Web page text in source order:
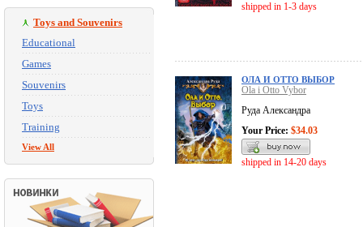
Toys and Souvenirs
Educational
Games
Souvenirs
Toys
Training
View All
shipped in 1-3 days
ОЛА И ОТТО ВЫБОР
Ola i Otto Vybor
Руда Александра
Your Price: $34.03
shipped in 14-20 days